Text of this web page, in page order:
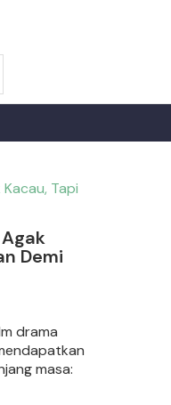
Demi
drama
masa: